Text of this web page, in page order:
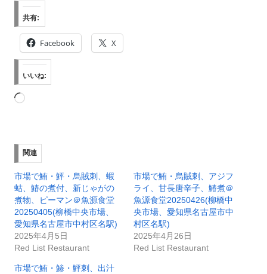
共有:
Facebook X
いいね:
読
み
中…
関連
市場で鮪・鮃・烏賊刺、蝦
蛄、鰆の煮付、新じゃがの
煮物、ピーマン＠魚源食堂
20250405(柳橋中央市場、
愛知県名古屋市中村区名駅)
2025年4月5日
Red List Restaurant
市場で鮪・烏賊刺、アジフ
ライ、甘長唐辛子、鰆煮＠
魚源食堂20250426(柳橋中
央市場、愛知県名古屋市中
村区名駅)
2025年4月26日
Red List Restaurant
市場で鮪・鯵・鮃刺、出汁